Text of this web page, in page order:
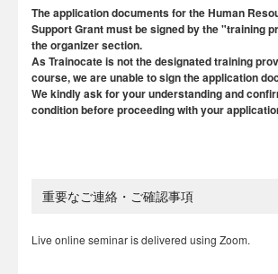
The application documents for the Human
Support Grant must be signed by the "training
the organizer section.
As Trainocate is not the designated training
course, we are unable to sign the application
We kindly ask for your understanding and
condition before proceeding with your
重要なご連絡・ご確認事項
Live online seminar is delivered using Zoom.